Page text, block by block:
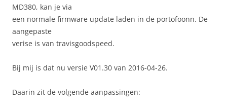
MD380, kan je via
een normale firmware update laden in de portofoonn. De
aangepaste
verise is van travisgoodspeed.
Bij mij is dat nu versie V01.30 van 2016-04-26.
Daarin zit de volgende aanpassingen: